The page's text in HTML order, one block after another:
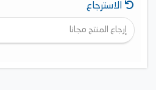
الاسترجاع
إرجاع المنتج مجانا